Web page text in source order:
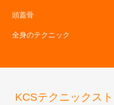
頭蓋骨
全身のテクニック
KCSテクニックス